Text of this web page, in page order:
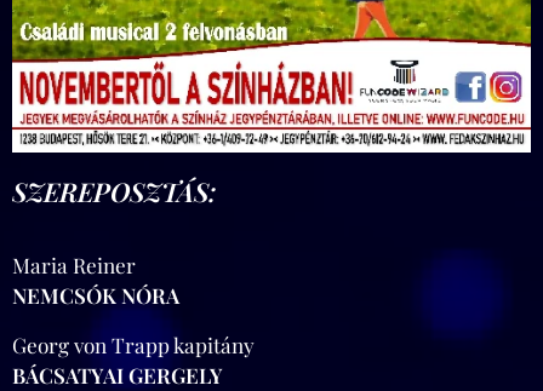
SZEREPOSZTÁS:
Maria Reiner
NEMCSÓK NÓRA
Georg von Trapp kapitány
BÁCSATYAI GERGELY